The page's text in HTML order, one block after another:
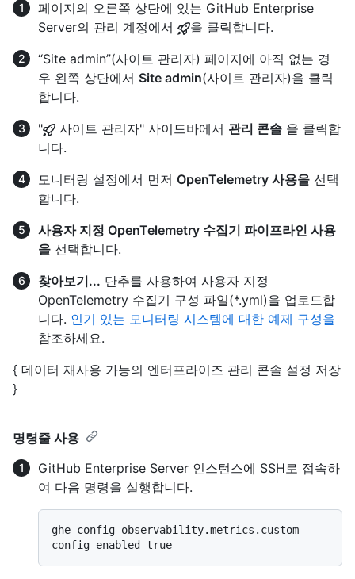
페이지의 오른쪽 상단에 있는 GitHub Enterprise
Server의 관리 계정에서
을 클릭합니다.
“Site admin”(사이트 관리자) 페이지에 아직 없는 경
우 왼쪽 상단에서 Site admin(사이트 관리자)을 클릭
합니다.
"
사이트 관리자" 사이드바에서 관리 콘솔 을 클릭합
니다.
모니터링 설정에서 먼저 OpenTelemetry 사용을 선택
합니다.
사용자 지정 OpenTelemetry 수집기 파이프라인 사용
을 선택합니다.
찾아보기... 단추를 사용하여 사용자 지정
OpenTelemetry 수집기 구성 파일(*.yml)을 업로드합
니다. 인기 있는 모니터링 시스템에 대한 예제 구성을
참조하세요.
{ 데이터 재사용 가능의 엔터프라이즈 관리 콘솔 설정 저장
}
명령줄 사용
GitHub Enterprise Server 인스턴스에 SSH로 접속하
여 다음 명령을 실행합니다.
ghe-config observability.metrics.custom-